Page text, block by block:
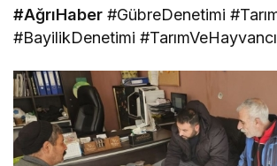
#AğrıHaber #GübreDenetimi
#BayilikDenetimi